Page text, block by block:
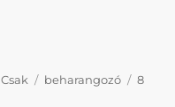
Kategória
Csak Címke
beharangozó
8